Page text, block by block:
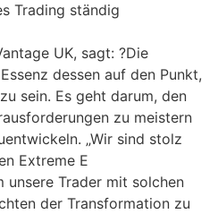
Trading ständig
UK, sagt: ?Die
dessen auf den Punkt,
sein. Es geht darum, den
zu meistern
„Wir sind stolz
Extreme E
unsere Trader mit solchen
der Transformation zu